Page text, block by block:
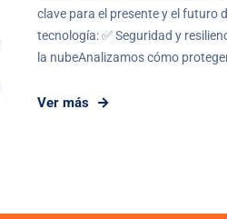
clave para el presente y el futuro
tecnología: ✅ Seguridad y
la nubeAnalizamos cómo
Ver más